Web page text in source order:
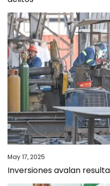
May 17, 2025
Inversiones avalan